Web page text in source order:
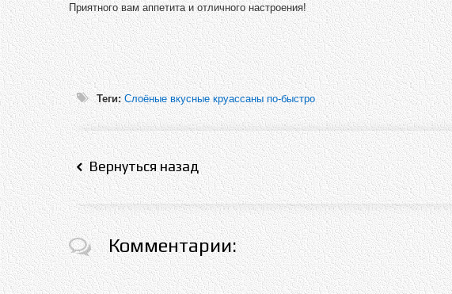
Приятного вам аппетита и отличного настроения!
Теги: Слоёные вкусные круассаны по-быстро
Вернуться назад
Комментарии: